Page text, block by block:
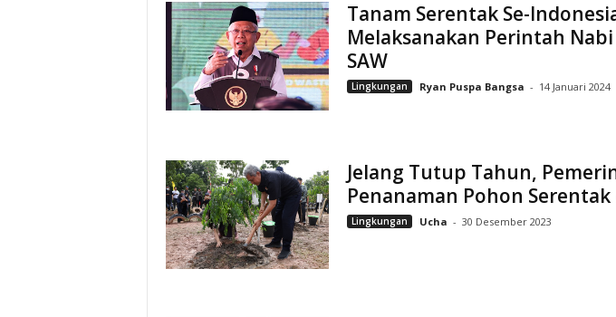
Tanam Serentak Se-
Melaksanakan Perintah
SAW
Lingkungan Ryan Puspa Bangsa - 14 Januari 2024
Jelang Tutup Tahun,
Penanaman Pohon Serentak
Lingkungan Ucha - 30 Desember 2023